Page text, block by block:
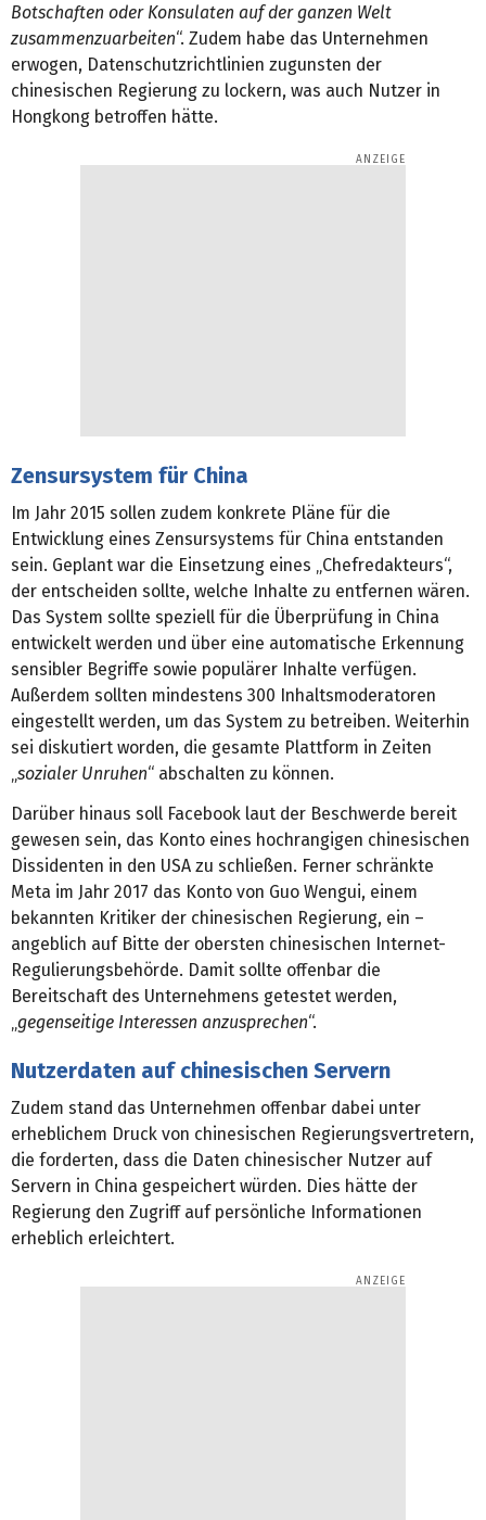
Botschaften oder Konsulaten auf der ganzen Welt
zusammenzuarbeiten“. Zudem habe das Unternehmen
erwogen, Datenschutzrichtlinien zugunsten der
chinesischen Regierung zu lockern, was auch Nutzer in
Hongkong betroffen hätte.
Zensursystem für China
Im Jahr 2015 sollen zudem konkrete Pläne für die
Entwicklung eines Zensursystems für China entstanden
sein. Geplant war die Einsetzung eines „Chefredakteurs“,
der entscheiden sollte, welche Inhalte zu entfernen wären.
Das System sollte speziell für die Überprüfung in China
entwickelt werden und über eine automatische Erkennung
sensibler Begriffe sowie populärer Inhalte verfügen.
Außerdem sollten mindestens 300 Inhaltsmoderatoren
eingestellt werden, um das System zu betreiben. Weiterhin
sei diskutiert worden, die gesamte Plattform in Zeiten
sozialer Unruhen“ abschalten zu können.
Darüber hinaus soll Facebook laut der Beschwerde bereit
gewesen sein, das Konto eines hochrangigen chinesischen
Dissidenten in den USA zu schließen. Ferner schränkte
Meta im Jahr 2017 das Konto von Guo Wengui, einem
bekannten Kritiker der chinesischen Regierung, ein –
angeblich auf Bitte der obersten chinesischen Internet-
Regulierungsbehörde. Damit sollte offenbar die
Bereitschaft des Unternehmens getestet werden,
gegenseitige Interessen anzusprechen“.
Nutzerdaten auf chinesischen Servern
Zudem stand das Unternehmen offenbar dabei unter
erheblichem Druck von chinesischen Regierungsvertretern,
die forderten, dass die Daten chinesischer Nutzer auf
Servern in China gespeichert würden. Dies hätte der
Regierung den Zugriff auf persönliche Informationen
erheblich erleichtert.